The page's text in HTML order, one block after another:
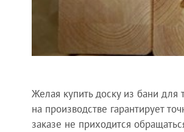
Желая купить доску из бани для
на производстве гарантирует
заказе не приходится